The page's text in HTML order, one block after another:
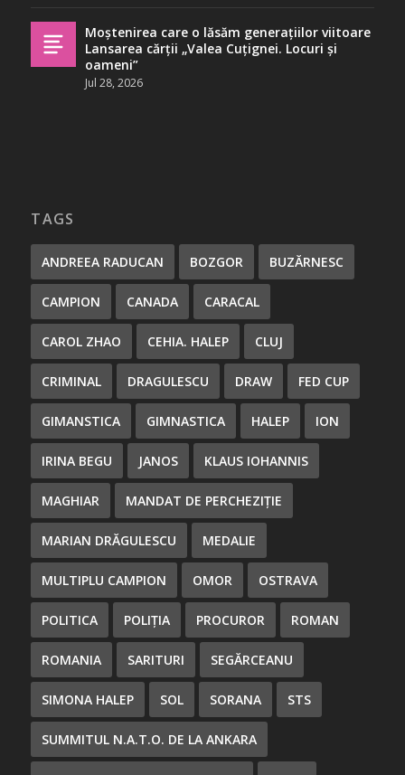
Moștenirea care o lăsăm generațiilor viitoare
Lansarea cărții „Valea Cuțignei. Locuri și
oameni”
Jul 28, 2026
TAGS
ANDREEA RADUCAN BOZGOR BUZĂRNESC
CAMPION CANADA CARACAL
CAROL ZHAO CEHIA. HALEP CLUJ
CRIMINAL DRAGULESCU DRAW FED CUP
GIMANSTICA GIMNASTICA HALEP ION
IRINA BEGU JANOS KLAUS IOHANNIS
MAGHIAR MANDAT DE PERCHEZIȚIE
MARIAN DRĂGULESCU MEDALIE
MULTIPLU CAMPION OMOR OSTRAVA
POLITICA POLIȚIA PROCUROR ROMAN
ROMANIA SARITURI SEGĂRCEANU
SIMONA HALEP SOL SORANA STS
SUMMITUL N.A.T.O. DE LA ANKARA